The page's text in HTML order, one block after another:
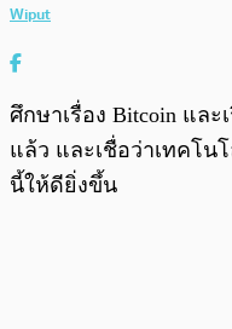
Wiput
ศึกษาเรื่อง Bitcoin และ
แล้ว และเชื่อว่าเทคโน
นี้ให้ดียิ่งขึ้น